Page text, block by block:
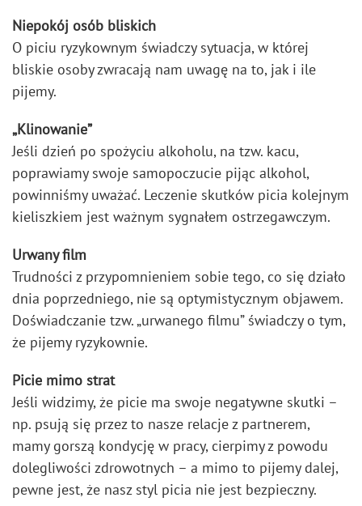
Niepokój osób bliskich
O piciu ryzykownym świadczy sytuacja, w której
bliskie osoby zwracają nam uwagę na to, jak i ile
pijemy.
„Klinowanie”
Jeśli dzień po spożyciu alkoholu, na tzw. kacu,
poprawiamy swoje samopoczucie pijąc alkohol,
powinniśmy uważać. Leczenie skutków picia kolejnym
kieliszkiem jest ważnym sygnałem ostrzegawczym.
Urwany film
Trudności z przypomnieniem sobie tego, co się działo
dnia poprzedniego, nie są optymistycznym objawem.
Doświadczanie tzw. „urwanego filmu” świadczy o tym,
że pijemy ryzykownie.
Picie mimo strat
Jeśli widzimy, że picie ma swoje negatywne skutki –
np. psują się przez to nasze relacje z partnerem,
mamy gorszą kondycję w pracy, cierpimy z powodu
dolegliwości zdrowotnych – a mimo to pijemy dalej,
pewne jest, że nasz styl picia nie jest bezpieczny.